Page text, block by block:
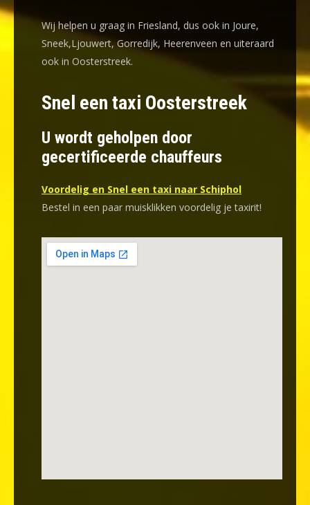
Wij helpen u graag in Friesland, dus ook in Joure,
Sneek,Ljouwert, Gorredijk, Heerenveen en uiteraard
ook in Oosterstreek.
Snel een taxi Oosterstreek
U wordt geholpen door
gecertificeerde chauffeurs
Voordelig en Snel een taxi naar Schiphol
Bestel in een paar muisklikken voordelig je taxirit!